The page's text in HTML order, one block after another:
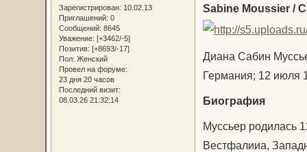
Зарегистрирован: 10.02.13
Приглашений: 0
Сообщений: 8645
Уважение: [+3462/-5]
Позитив: [+8693/-17]
Пол: Женский
Провел на форуме:
23 дня 20 часов
Последний визит:
08.03.26 21:32:14
Sabine Moussier /
Диана Сабин
Германия; 12 июля
Биография
Муссьер родилась
Вестфалииa,